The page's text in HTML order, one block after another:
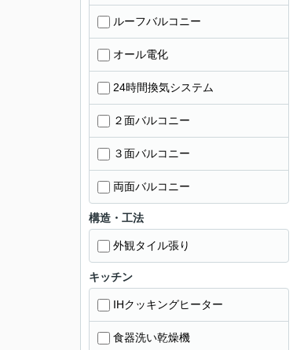
ルーフバルコニー
オール電化
24時間換気システム
２面バルコニー
３面バルコニー
両面バルコニー
構造・工法
外観タイル張り
キッチン
IHクッキングヒーター
食器洗い乾燥機